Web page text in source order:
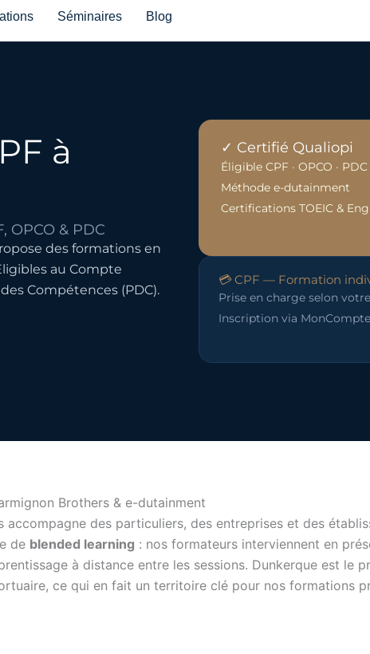
Séminaires Blog
à
& PDC
des formations en
au Compte
Compétences (PDC).
✓ Certifié Qualiopi
Éligible CPF · OPCO · PDC
Méthode e-dutainment
Certifications TOEIC &
💳 CPF — Formation
Prise en charge selon
Inscription via
Brothers & e-dutainment
des particuliers, des entreprises et des
de blended learning : nos formateurs interviennent en
à distance entre les sessions. Dunkerque est le
ce qui en fait un territoire clé pour nos formations